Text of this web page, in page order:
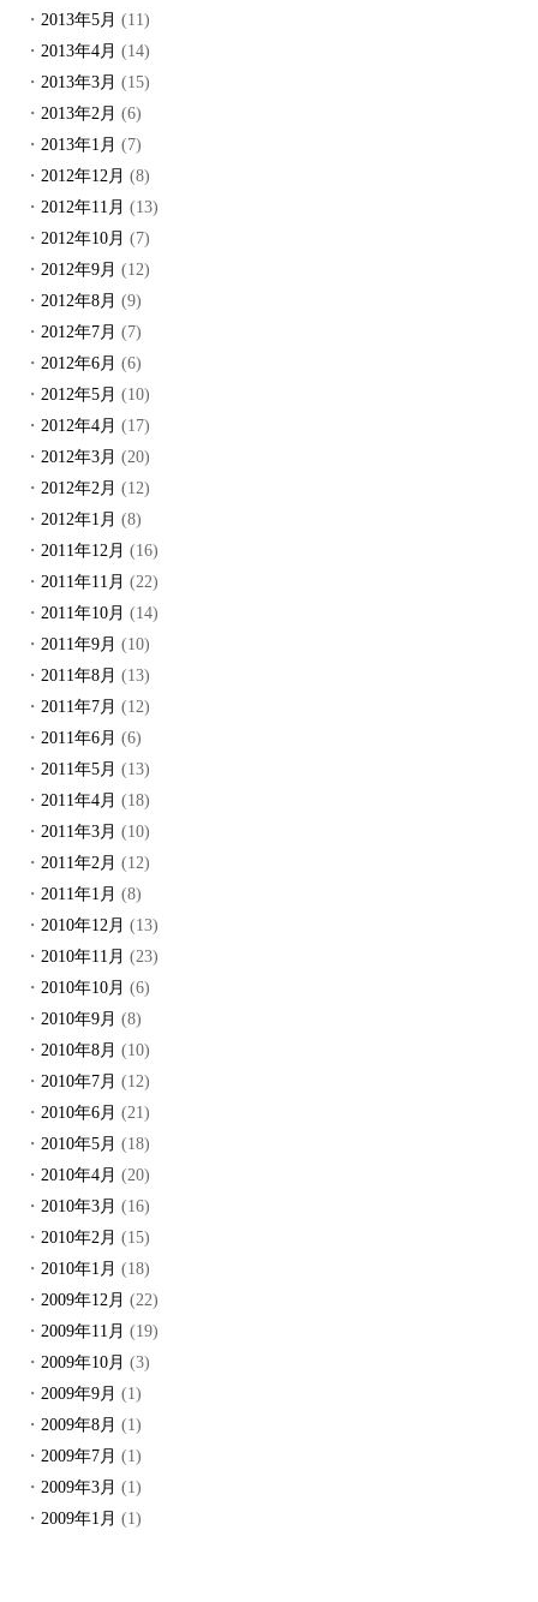
2013年5月 (11)
2013年4月 (14)
2013年3月 (15)
2013年2月 (6)
2013年1月 (7)
2012年12月 (8)
2012年11月 (13)
2012年10月 (7)
2012年9月 (12)
2012年8月 (9)
2012年7月 (7)
2012年6月 (6)
2012年5月 (10)
2012年4月 (17)
2012年3月 (20)
2012年2月 (12)
2012年1月 (8)
2011年12月 (16)
2011年11月 (22)
2011年10月 (14)
2011年9月 (10)
2011年8月 (13)
2011年7月 (12)
2011年6月 (6)
2011年5月 (13)
2011年4月 (18)
2011年3月 (10)
2011年2月 (12)
2011年1月 (8)
2010年12月 (13)
2010年11月 (23)
2010年10月 (6)
2010年9月 (8)
2010年8月 (10)
2010年7月 (12)
2010年6月 (21)
2010年5月 (18)
2010年4月 (20)
2010年3月 (16)
2010年2月 (15)
2010年1月 (18)
2009年12月 (22)
2009年11月 (19)
2009年10月 (3)
2009年9月 (1)
2009年8月 (1)
2009年7月 (1)
2009年3月 (1)
2009年1月 (1)